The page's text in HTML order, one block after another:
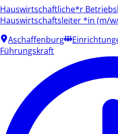
Hauswirtschaftliche*r
Hauswirtschaftsleiter *in (m/
Aschaffenburg
Führungskraft